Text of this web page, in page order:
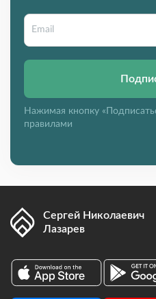
Нажимая кнопку
правилами
Сергей Николаевич
Лазарев